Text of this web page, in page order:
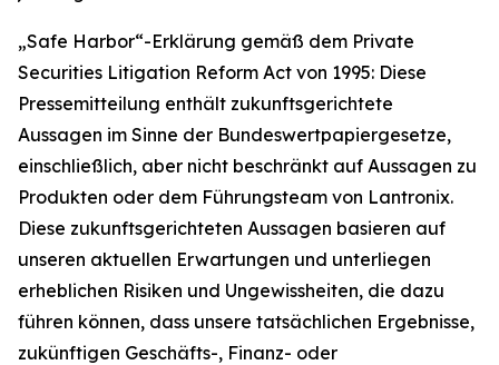
„Safe Harbor“-Erklärung gemäß dem Private
Securities Litigation Reform Act von 1995: Diese
Pressemitteilung enthält zukunftsgerichtete
Aussagen im Sinne der Bundeswertpapiergesetze,
einschließlich, aber nicht beschränkt auf Aussagen zu
Produkten oder dem Führungsteam von Lantronix.
Diese zukunftsgerichteten Aussagen basieren auf
unseren aktuellen Erwartungen und unterliegen
erheblichen Risiken und Ungewissheiten, die dazu
führen können, dass unsere tatsächlichen Ergebnisse,
zukünftigen Geschäfts-, Finanz- oder